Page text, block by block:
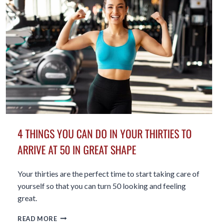
CON
PELO
GRIS
4 THINGS YOU CAN DO IN YOUR THIRTIES TO
ARRIVE AT 50 IN GREAT SHAPE
Your thirties are the perfect time to start taking care of
yourself so that you can turn 50 looking and feeling
great.
READ MORE4